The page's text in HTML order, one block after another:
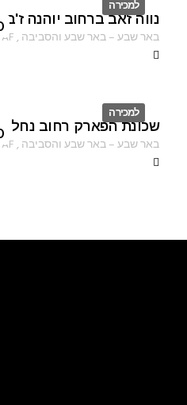
למכירה
ID
נווה זאב ברחוב יוהנה
באר שבע–באר שבע והסביבה ,
AF
למכירה
ID
שכונת הפארק רחוב נחל
באר שבע–באר שבע והסביבה ,
AF